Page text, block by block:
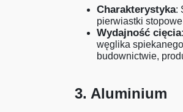
Charakterystyka:
pierwiastki
Wydajność cięcia
węglika
budownictwie,
3. Aluminium